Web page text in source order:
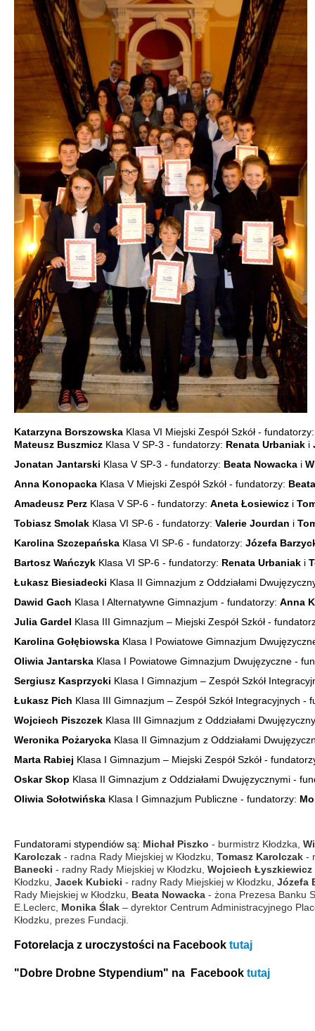
Katarzyna Borszowska Klasa VI Miejski Zespół Szkół -
Mateusz Buszmicz Klasa V SP-3 - fundatorzy: Renata Urbaniak i
Jonatan Jantarski Klasa V SP-3 - fundatorzy: Beata Nowacka i
Anna Konopacka Klasa V Miejski Zespół Szkół - fundatorzy:
Amadeusz Perz Klasa V SP-6 - fundatorzy: Aneta Łosiewicz i
Tobiasz Smolak Klasa VI SP-6 - fundatorzy: Valerie Jourdan i
Karolina Szczepańska Klasa VI SP-6 - fundatorzy: Józefa
Bartosz Wańczyk Klasa VI SP-6 - fundatorzy: Renata Urbaniak i
Łukasz Biesiadecki Klasa II Gimnazjum z Oddziałami
Dawid Gach Klasa I Alternatywne Gimnazjum - fundatorzy: Anna
Julia Gardel Klasa III Gimnazjum – Miejski Zespół Szkół -
Karolina Gołębiowska Klasa I Powiatowe Gimnazjum
Oliwia Jantarska Klasa I Powiatowe Gimnazjum Dwujęzyczne -
Sergiusz Kasprzycki Klasa I Gimnazjum – Zespół Szkół
Łukasz Pich Klasa III Gimnazjum – Zespół Szkół Integracyjnych -
Wojciech Piszczek Klasa III Gimnazjum z Oddziałami
Weronika Pożarycka Klasa II Gimnazjum z Oddziałami
Marta Rabiej Klasa I Gimnazjum – Miejski Zespół Szkół -
Oskar Skop Klasa II Gimnazjum z Oddziałami Dwujęzycznymi -
Oliwia Sołotwińska Klasa I Gimnazjum Publiczne - fundatorzy:
Fundatorami stypendiów są: Michał Piszko - burmistrz Kłodzka,
Karolczak - radna Rady Miejskiej w Kłodzku, Tomasz Karolczak -
Banecki - radny Rady Miejskiej w Kłodzku, Wojciech Łyszkiewicz
Kłodzku, Jacek Kubicki - radny Rady Miejskiej w Kłodzku, Józefa
Rady Miejskiej w Kłodzku, Beata Nowacka - żona Prezesa Banku
E.Leclerc, Monika Ślak – dyrektor Centrum Administracyjnego
Kłodzku, prezes Fundacji.
Fotorelacja z uroczystości na Facebook tutaj
"Dobre Drobne Stypendium" na Facebook tutaj